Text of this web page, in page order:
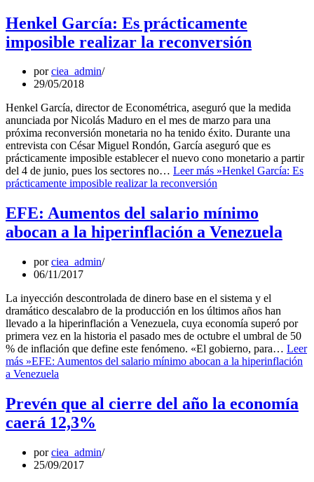
Henkel García: Es prácticamente
imposible realizar la reconversión
porciea_admin
29/05/2018
Henkel García, director de Econométrica, aseguró que la medida
anunciada por Nicolás Maduro en el mes de marzo para una
próxima reconversión monetaria no ha tenido éxito. Durante una
entrevista con César Miguel Rondón, García aseguró que es
prácticamente imposible establecer el nuevo cono monetario a partir
del 4 de junio, pues los sectores no… Leer más »Henkel García: Es
prácticamente imposible realizar la reconversión
EFE: Aumentos del salario mínimo
abocan a la hiperinflación a Venezuela
porciea_admin
06/11/2017
La inyección descontrolada de dinero base en el sistema y el
dramático descalabro de la producción en los últimos años han
llevado a la hiperinflación a Venezuela, cuya economía superó por
primera vez en la historia el pasado mes de octubre el umbral de 50
% de inflación que define este fenómeno. «El gobierno, para… Leer
más »EFE: Aumentos del salario mínimo abocan a la hiperinflación
a Venezuela
Prevén que al cierre del año la economía
caerá 12,3%
porciea_admin
25/09/2017